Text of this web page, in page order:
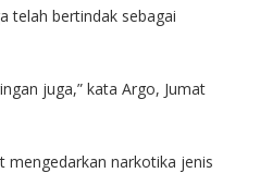
telah bertindak sebagai
juga,” kata Argo, Jumat
mengedarkan narkotika jenis